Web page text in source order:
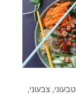
ביבימבאפ קוריאני Korean Bibimbap טבעוני, צבעוני,